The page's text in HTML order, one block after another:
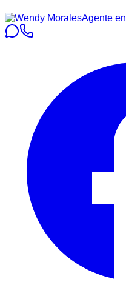
Agente en